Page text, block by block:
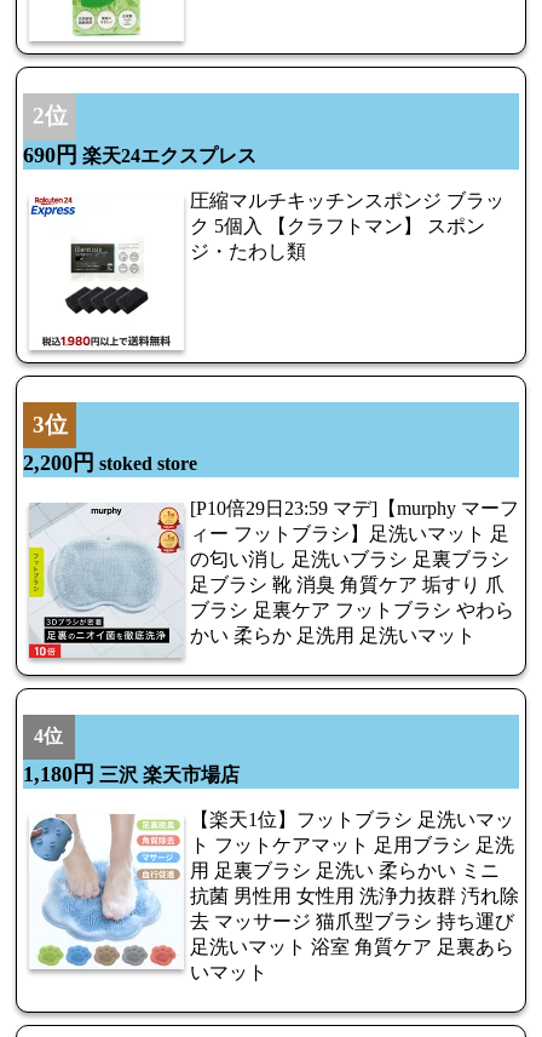
2位
690円 楽天24エクスプレス
圧縮マルチキッチンスポンジ ブラッ
ク 5個入 【クラフトマン】 スポン
ジ・たわし類
3位
2,200円 stoked store
[P10倍29日23:59 マデ]【murphy マーフ
ィー フットブラシ】足洗いマット 足
の匂い消し 足洗いブラシ 足裏ブラシ
足ブラシ 靴 消臭 角質ケア 垢すり 爪
ブラシ 足裏ケア フットブラシ やわら
かい 柔らか 足洗用 足洗いマット
4位
1,180円 三沢 楽天市場店
【楽天1位】フットブラシ 足洗いマッ
ト フットケアマット 足用ブラシ 足洗
用 足裏ブラシ 足洗い 柔らかい ミニ
抗菌 男性用 女性用 洗浄力抜群 汚れ除
去 マッサージ 猫爪型ブラシ 持ち運び
足洗いマット 浴室 角質ケア 足裏あら
いマット